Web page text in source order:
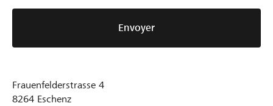
Envoyer
Frauenfelderstrasse 4
8264 Eschenz